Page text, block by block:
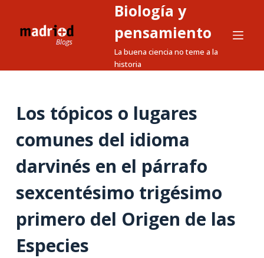
a
n
e
Biología y
pensamiento
La buena ciencia no teme a la
historia
Los tópicos o lugares
comunes del idioma
darvinés en el párrafo
sexcentésimo trigésimo
primero del Origen de las
Especies